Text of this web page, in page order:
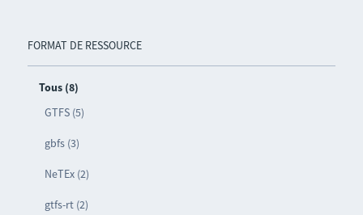
FORMAT DE RESSOURCE
Tous (8)
GTFS (5)
gbfs (3)
NeTEx (2)
gtfs-rt (2)